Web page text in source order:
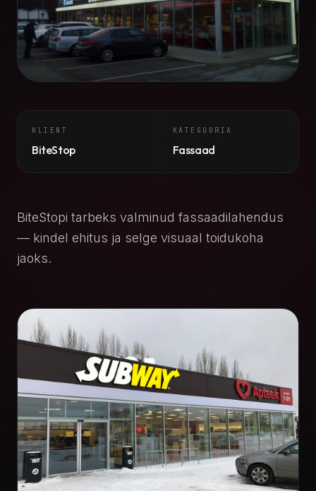
KLIENT
BiteStop
KATEGOORIA
Fassaad
BiteStopi tarbeks valminud fassaadilahendus
— kindel ehitus ja selge visuaal toidukoha
jaoks.